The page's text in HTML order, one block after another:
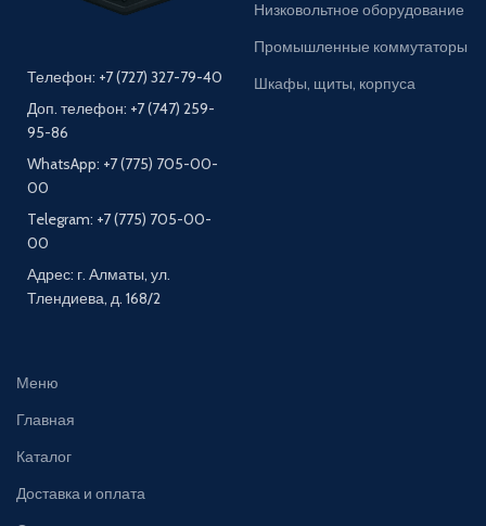
Телефон: +7 (727) 327-79-40
Доп. телефон: +7 (747) 259-
95-86
WhatsApp: +7 (775) 705-00-
00
Telegram: +7 (775) 705-00-
00
Адрес: г. Алматы, ул.
Тлендиева, д. 168/2
Низковольтное оборудование
Промышленные коммутаторы
Шкафы, щиты, корпуса
Меню
Главная
Каталог
Доставка и оплата